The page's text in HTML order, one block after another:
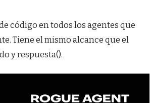
código en todos los agentes que
Tiene el mismo alcance que el
y respuesta().